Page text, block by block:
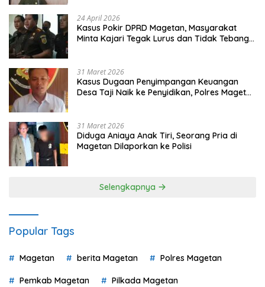
24 April 2026
Kasus Pokir DPRD Magetan, Masyarakat
Minta Kajari Tegak Lurus dan Tidak Tebang
31 Maret 2026
Kasus Dugaan Penyimpangan Keuangan
Desa Taji Naik ke Penyidikan, Polres Magetan
31 Maret 2026
Diduga Aniaya Anak Tiri, Seorang Pria di
Magetan Dilaporkan ke Polisi
Selengkapnya
Popular Tags
Magetan berita Magetan Polres Magetan
Pemkab Magetan Pilkada Magetan